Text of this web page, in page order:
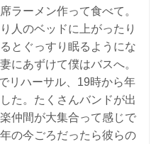
ラーメン作って食べて。
人のベッドに上がったり
とぐっすり眠るようにな
にあずけて僕はバスへ。
リハーサル、19時から年
た。たくさんバンドが出
仲間が大集合って感じで
の今ごろだったら彼らの